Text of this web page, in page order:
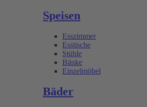
Speisen
Esszimmer
Esstische
Stühle
Bänke
Einzelmöbel
Bäder